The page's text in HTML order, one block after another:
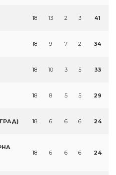
18 13 2 3 41
18 9 7 2 34
18 10 3 5 33
18 8 5 5 29
18 6 6 6 24
18 6 6 6 24